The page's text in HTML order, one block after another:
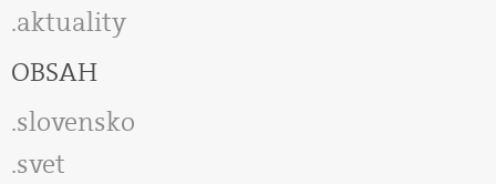
aktuality
OBSAH
slovensko
svet